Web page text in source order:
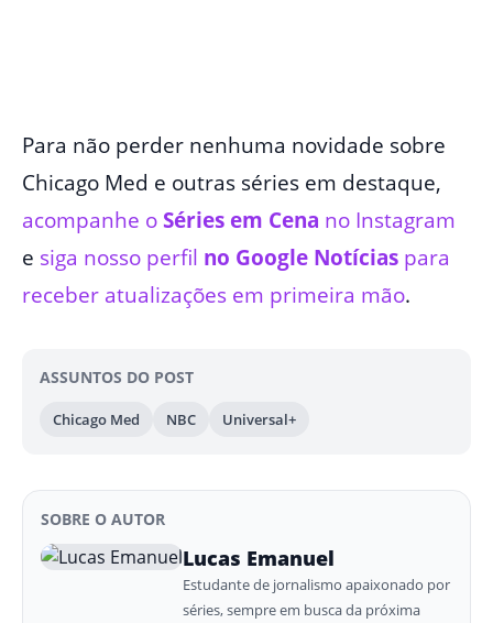
Para não perder nenhuma novidade sobre
Chicago Med e outras séries em destaque,
acompanhe oSéries em Cena no Instagram
e siga nosso perfil no Google Notícias para
receber atualizações em primeira mão.
ASSUNTOS DO POST
Chicago Med NBC Universal+
SOBRE O AUTOR
Lucas Emanuel
Estudante de jornalismo apaixonado por
séries, sempre em busca da próxima